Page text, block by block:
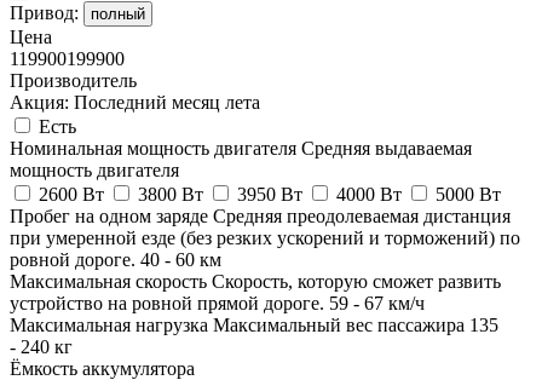
Привод: полный
Цена
119900199900
Производитель
Акция: Последний месяц лета
Есть
Номинальная мощность двигателя Средняя выдаваемая
мощность двигателя
2600 Вт
3800 Вт 3950 Вт 4000 Вт
5000 Вт
Пробег на одном заряде Средняя преодолеваемая дистанция
при умеренной езде (без резких ускорений и торможений) по
ровной дороге. 40 - 60 км
Максимальная скорость Скорость, которую сможет развить
устройство на ровной прямой дороге. 59 - 67 км/ч
Максимальная нагрузка Максимальный вес пассажира 135
- 240 кг
Ёмкость аккумулятора